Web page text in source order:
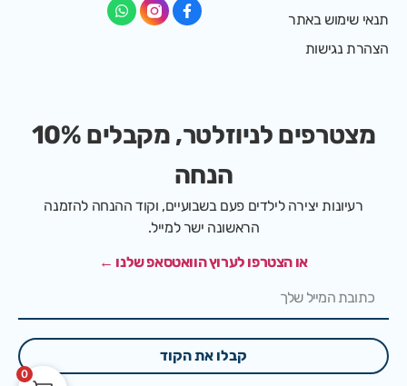
תנאי שימוש באתר
הצהרת נגישות
מצטרפים לניוזלטר, מקבלים 10%
הנחה
רעיונות יצירה לילדים פעם בשבועיים, וקוד ההנחה להזמנה
הראשונה ישר למייל.
או הצטרפו לערוץ הוואטסאפ שלנו ←
קבלו את הקוד
0